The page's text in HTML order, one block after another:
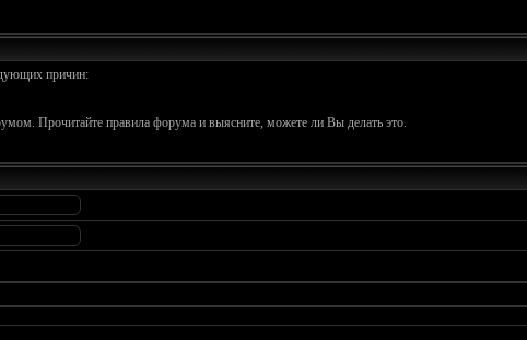
причин:
Прочитайте правила форума и выясните, можете ли Вы делать это.